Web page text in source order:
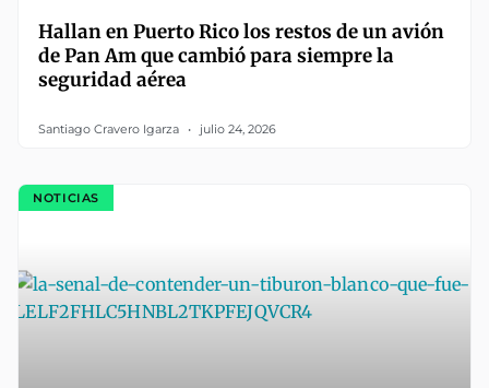
Hallan en Puerto Rico los restos de un avión
de Pan Am que cambió para siempre la
seguridad aérea
Santiago Cravero Igarza julio 24, 2026
NOTICIAS